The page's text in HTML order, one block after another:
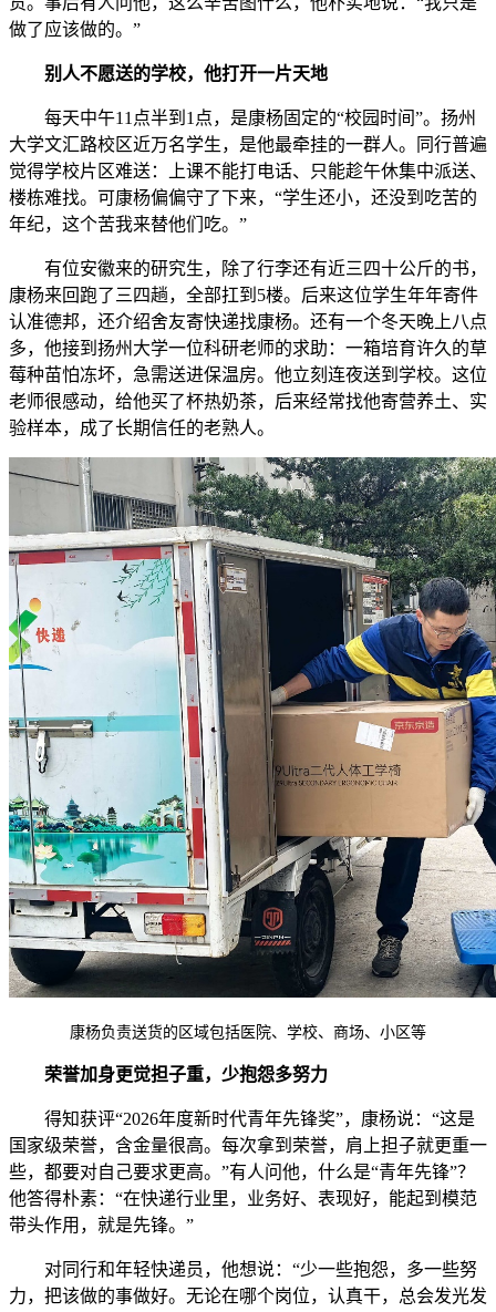
做了应该做的。”
别人不愿送的学校，他打开一片天地
每天中午11点半到1点，是康杨固定的“校园时间”。扬州
大学文汇路校区近万名学生，是他最牵挂的一群人。同行普遍
觉得学校片区难送：上课不能打电话、只能趁午休集中派送、
楼栋难找。可康杨偏偏守了下来，“学生还小，还没到吃苦的
年纪，这个苦我来替他们吃。”
有位安徽来的研究生，除了行李还有近三四十公斤的书，
康杨来回跑了三四趟，全部扛到5楼。后来这位学生年年寄件
认准德邦，还介绍舍友寄快递找康杨。还有一个冬天晚上八点
多，他接到扬州大学一位科研老师的求助：一箱培育许久的草
莓种苗怕冻坏，急需送进保温房。他立刻连夜送到学校。这位
老师很感动，给他买了杯热奶茶，后来经常找他寄营养土、实
验样本，成了长期信任的老熟人。
康杨负责送货的区域包括医院、学校、商场、小区等
荣誉加身更觉担子重，少抱怨多努力
得知获评“2026年度新时代青年先锋奖”，康杨说：“这是
国家级荣誉，含金量很高。每次拿到荣誉，肩上担子就更重一
些，都要对自己要求更高。”有人问他，什么是“青年先锋”？
他答得朴素：“在快递行业里，业务好、表现好，能起到模范
带头作用，就是先锋。”
对同行和年轻快递员，他想说：“少一些抱怨，多一些努
力，把该做的事做好。无论在哪个岗位，认真干，总会发光发